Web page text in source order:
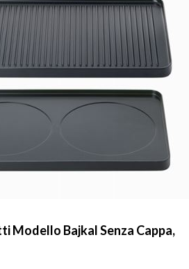
Modello Bajkal Senza Cappa,